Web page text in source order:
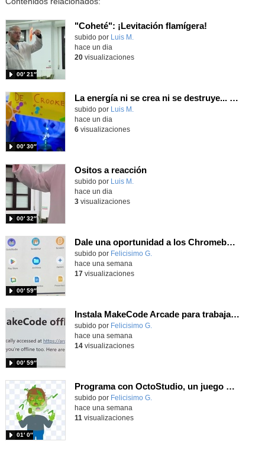
"Coheté": ¡Levitación flamígera!
Contenido educativo.
subido por Luis M.
00′ 21″
hace un dia
20visualizaciones
La energía ni se crea ni se destruye... ¡se experimenta! El Tierno en la Feria Madrid es Ciencia 2026
Contenido educativo.
subido por Luis M.
00′ 30″
hace un dia
6visualizaciones
Ositos a reacción
Contenido educativo.
subido por Luis M.
00′ 32″
hace un dia
3visualizaciones
Dale una oportunidad a los Chromebooks y utiliza un proyector para realizar talleres si no tienes pantallas táctiles
Contenido educativo.
subido por Felicisimo G.
00′ 59″
hace una semana
17visualizaciones
Instala MakeCode Arcade para trabajar offline en tu tablet, ordenador, Chromebook
Contenido educativo.
subido por Felicisimo G.
00′ 59″
hace una semana
14visualizaciones
Programa con OctoStudio, un juego homenajeando al House of the dead con Zombies
Contenido educativo.
subido por Felicisimo G.
01′ 0″
hace una semana
11 visualizaciones